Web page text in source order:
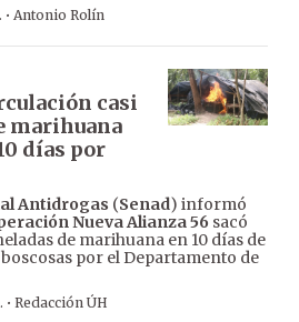
· Antonio Rolín
casi
marihuana
días por
Antidrogas (Senad) informó
Nueva Alianza 56 sacó
de marihuana en 10 días de
por el Departamento de
· Redacción ÚH